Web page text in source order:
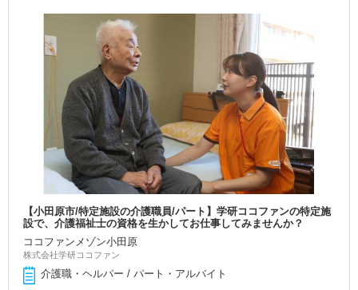
【小田原市/特定施設の介護職員/パート】学研ココファンの特定施
設で、介護福祉士の資格を生かしてお仕事してみませんか？
ココファンメゾン小田原
株式会社学研ココファン
介護職・ヘルパー / パート・アルバイト